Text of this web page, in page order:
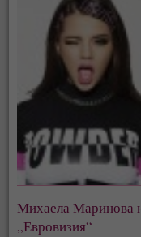
Михаела Маринова
„Евровизия“